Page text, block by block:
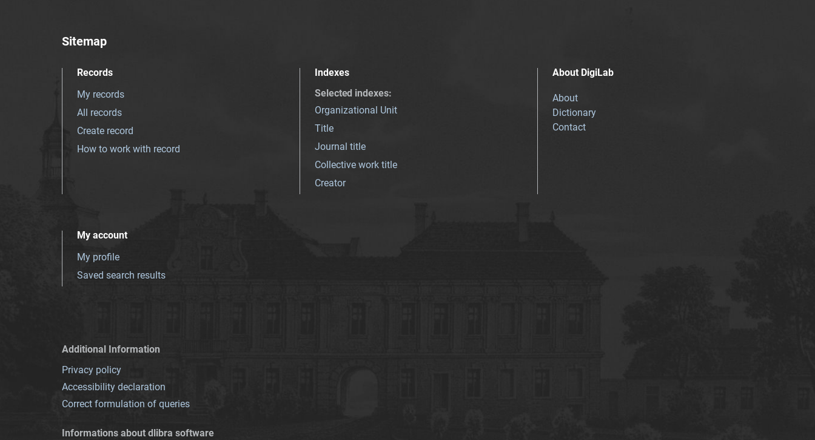
Sitemap
Records
My records
All records
Create record
How to work with record
Indexes
Selected indexes:
Organizational Unit
Title
Journal title
Collective work title
Creator
About DigiLab
About
Dictionary
Contact
My account
My profile
Saved search results
Additional Information
Privacy policy
Accessibility declaration
Correct formulation of queries
Informations about dlibra software